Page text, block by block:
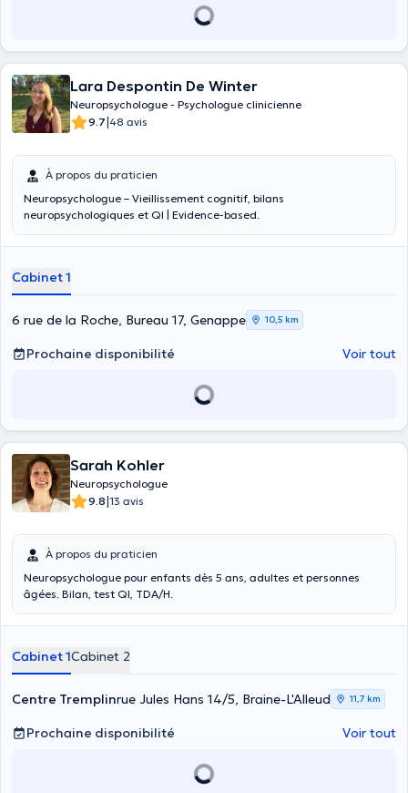
Lara Despontin De Winter
Neuropsychologue - Psychologue clinicienne
9.7|48 avis
À propos du praticien
Neuropsychologue – Vieillissement cognitif, bilans
neuropsychologiques et QI | Evidence-based.
Cabinet 1
6 rue de la Roche, Bureau 17, Genappe 10,5 km
Prochaine disponibilité Voir tout
Sarah Kohler
Neuropsychologue
9.8|13 avis
À propos du praticien
Neuropsychologue pour enfants dès 5 ans, adultes et personnes
âgées. Bilan, test QI, TDA/H.
Cabinet 1Cabinet 2
Centre Tremplinrue Jules Hans 14/5, Braine-L'Alleud 11,7 km
Prochaine disponibilité Voir tout